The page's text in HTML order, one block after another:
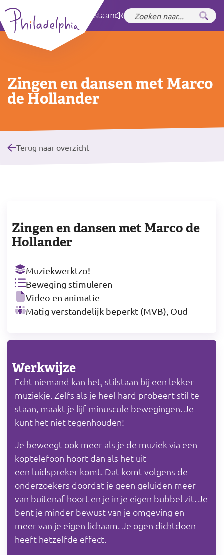
Zet hoog contrastaan
Zingen en dansen met Marco
de Hollander
Terug naar overzicht
Zingen en dansen met Marco de
Hollander
Muziekwerktzo!
Beweging stimuleren
Video en animatie
Matig verstandelijk beperkt (MVB), Oud
Werkwijze
Echt niemand kan het, stilstaan bij een lekker
muziekje. Zelfs als je heel hard probeert stil te
staan, maakt je lijf minuscule bewegingen. Je
kunt het niet tegenhouden!
Je beweegt ook meer als je de muziek via een
koptelefoon hoort dan als het uit
een luidspreker komt. Dat komt volgens de
onderzoekers doordat je geen geluiden meer
van buitenaf hoort en je in je eigen bubbel zit. Je
bent je minder bewust van je omgeving en
meer van je eigen lichaam. Je ogen dichtdoen
heeft hetzelfde effect.